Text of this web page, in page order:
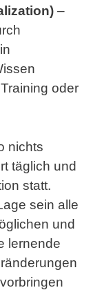
–
oder
nichts
täglich und
statt.
sein alle
und
lernende